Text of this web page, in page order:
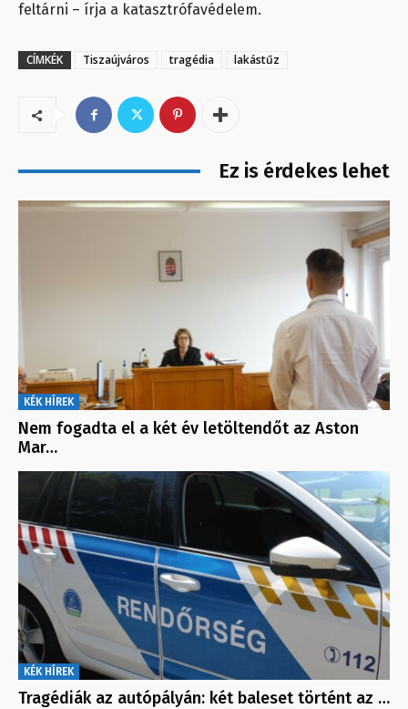
feltárni – írja a katasztrófavédelem.
CÍMKÉK Tiszaújváros tragédia lakástűz
Ez is érdekes lehet
KÉK HÍREK
Nem fogadta el a két év letöltendőt az Aston
Mar…
KÉK HÍREK
Tragédiák az autópályán: két baleset történt az …